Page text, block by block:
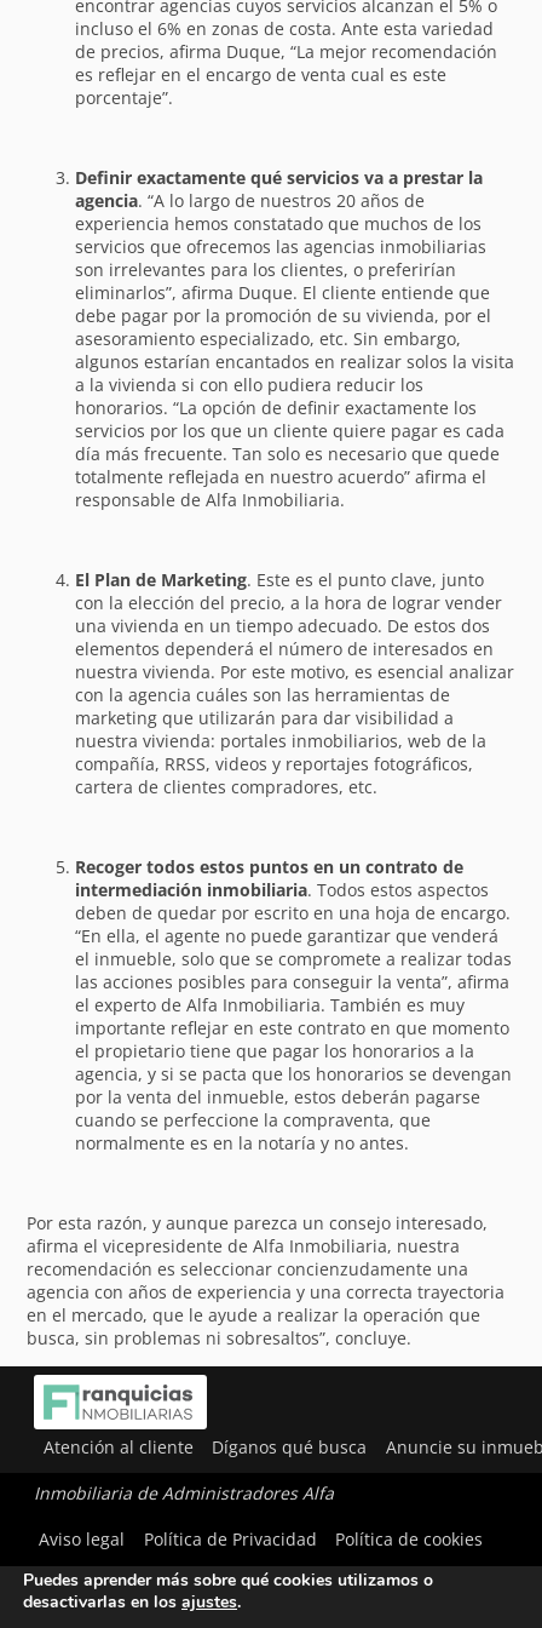
encontrar agencias cuyos servicios alcanzan el 5% o
incluso el 6% en zonas de costa. Ante esta variedad
de precios, afirma Duque, “La mejor recomendación
es reflejar en el encargo de venta cual es este
porcentaje”.
Definir exactamente qué servicios va a prestar la
agencia. “A lo largo de nuestros 20 años de
experiencia hemos constatado que muchos de los
servicios que ofrecemos las agencias inmobiliarias
son irrelevantes para los clientes, o preferirían
eliminarlos”, afirma Duque. El cliente entiende que
debe pagar por la promoción de su vivienda, por el
asesoramiento especializado, etc. Sin embargo,
algunos estarían encantados en realizar solos la visita
a la vivienda si con ello pudiera reducir los
honorarios. “La opción de definir exactamente los
servicios por los que un cliente quiere pagar es cada
día más frecuente. Tan solo es necesario que quede
totalmente reflejada en nuestro acuerdo” afirma el
responsable de Alfa Inmobiliaria.
El Plan de Marketing. Este es el punto clave, junto
con la elección del precio, a la hora de lograr vender
una vivienda en un tiempo adecuado. De estos dos
elementos dependerá el número de interesados en
nuestra vivienda. Por este motivo, es esencial analizar
con la agencia cuáles son las herramientas de
marketing que utilizarán para dar visibilidad a
nuestra vivienda: portales inmobiliarios, web de la
compañía, RRSS, videos y reportajes fotográficos,
cartera de clientes compradores, etc.
Recoger todos estos puntos en un contrato de
intermediación inmobiliaria. Todos estos aspectos
deben de quedar por escrito en una hoja de encargo.
“En ella, el agente no puede garantizar que venderá
el inmueble, solo que se compromete a realizar todas
las acciones posibles para conseguir la venta”, afirma
el experto de Alfa Inmobiliaria. También es muy
importante reflejar en este contrato en que momento
el propietario tiene que pagar los honorarios a la
agencia, y si se pacta que los honorarios se devengan
por la venta del inmueble, estos deberán pagarse
cuando se perfeccione la compraventa, que
normalmente es en la notaría y no antes.
Por esta razón, y aunque parezca un consejo interesado,
afirma el vicepresidente de Alfa Inmobiliaria, nuestra
recomendación es seleccionar concienzudamente una
agencia con años de experiencia y una correcta trayectoria
en el mercado, que le ayude a realizar la operación que
busca, sin problemas ni sobresaltos”, concluye.
Atención al cliente Díganos qué busca Anuncie su
Inmobiliaria de Administradores Alfa
Aviso legal
Política de Privacidad Política de cookies
Utilizamos cookies para ofrecerte la mejor experiencia en
Puedes aprender más sobre qué cookies utilizamos o
desactivarlas en los ajustes.